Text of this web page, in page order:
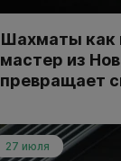
Шахматы как
мастер из
превращает
27 июля